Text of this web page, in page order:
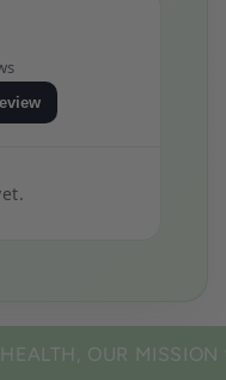
OUR MISSION ✨